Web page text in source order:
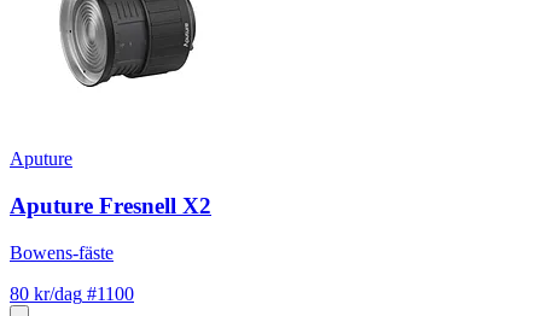
Aputure
Aputure Fresnell X2
Bowens-fäste
80 kr/dag #1100